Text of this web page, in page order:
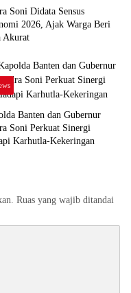
Soni Didata Sensus
2026, Ajak Warga Beri
Akurat
Banten dan Gubernur
Soni Perkuat Sinergi
Karhutla-Kekeringan
Ruas yang wajib ditandai